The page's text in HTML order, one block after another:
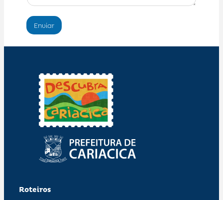
Enviar
Roteiros